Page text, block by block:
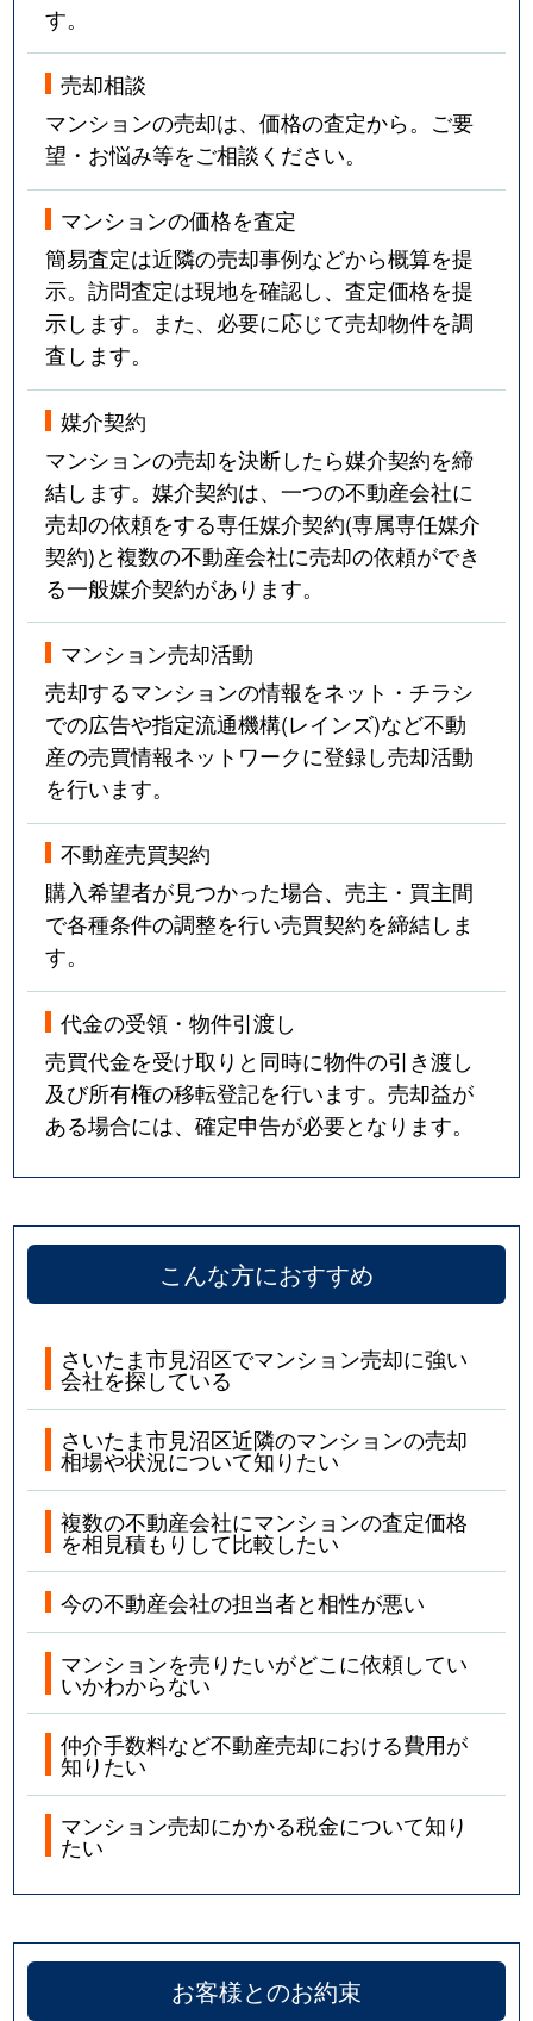
す。
売却相談
マンションの売却は、価格の査定から。ご要
望・お悩み等をご相談ください。
マンションの価格を査定
簡易査定は近隣の売却事例などから概算を提
示。訪問査定は現地を確認し、査定価格を提
示します。また、必要に応じて売却物件を調
査します。
媒介契約
マンションの売却を決断したら媒介契約を締
結します。媒介契約は、一つの不動産会社に
売却の依頼をする専任媒介契約(専属専任媒介
契約)と複数の不動産会社に売却の依頼ができ
る一般媒介契約があります。
マンション売却活動
売却するマンションの情報をネット・チラシ
での広告や指定流通機構(レインズ)など不動
産の売買情報ネットワークに登録し売却活動
を行います。
不動産売買契約
購入希望者が見つかった場合、売主・買主間
で各種条件の調整を行い売買契約を締結しま
す。
代金の受領・物件引渡し
売買代金を受け取りと同時に物件の引き渡し
及び所有権の移転登記を行います。売却益が
ある場合には、確定申告が必要となります。
こんな方におすすめ
さいたま市見沼区でマンション売却に強い
会社を探している
さいたま市見沼区近隣のマンションの売却
相場や状況について知りたい
複数の不動産会社にマンションの査定価格
を相見積もりして比較したい
今の不動産会社の担当者と相性が悪い
マンションを売りたいがどこに依頼してい
いかわからない
仲介手数料など不動産売却における費用が
知りたい
マンション売却にかかる税金について知り
たい
お客様とのお約束